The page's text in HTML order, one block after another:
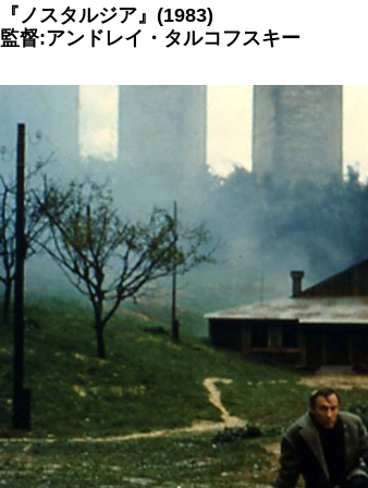
『ノスタルジア』(1983)
監督:アンドレイ・タルコフスキー